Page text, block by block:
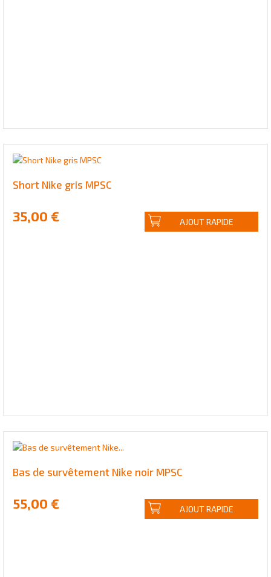
Short Nike gris MPSC
35,00 € AJOUT RAPIDE
Bas de survêtement Nike noir MPSC
55,00 € AJOUT RAPIDE